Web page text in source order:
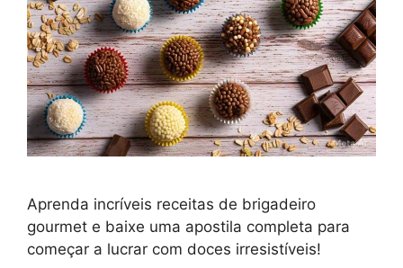
Aprenda incríveis receitas de brigadeiro
gourmet e baixe uma apostila completa para
começar a lucrar com doces irresistíveis!